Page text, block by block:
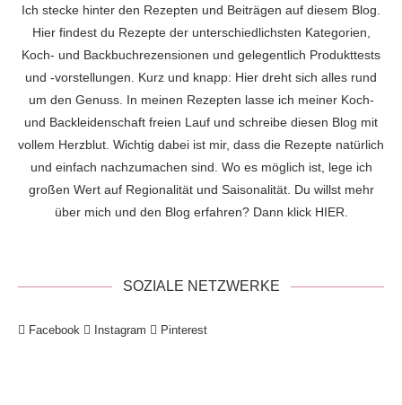
Ich stecke hinter den Rezepten und Beiträgen auf diesem Blog.
Hier findest du Rezepte der unterschiedlichsten Kategorien,
Koch- und Backbuchrezensionen und gelegentlich Produkttests
und -vorstellungen. Kurz und knapp: Hier dreht sich alles rund
um den Genuss. In meinen Rezepten lasse ich meiner Koch-
und Backleidenschaft freien Lauf und schreibe diesen Blog mit
vollem Herzblut. Wichtig dabei ist mir, dass die Rezepte natürlich
und einfach nachzumachen sind. Wo es möglich ist, lege ich
großen Wert auf Regionalität und Saisonalität. Du willst mehr
über mich und den Blog erfahren? Dann klick HIER.
SOZIALE NETZWERKE
Facebook Instagram Pinterest